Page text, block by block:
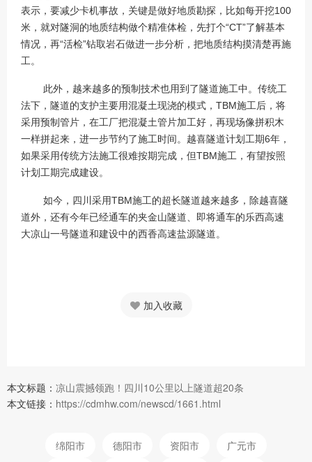
表示，要减少卡机事故，关键是做好地质勘探，比如每开挖100
米，就对隧洞的地质结构做个精准体检，先打个“CT”了解基本
情况，再“活检”钻取岩石做进一步分析，把地质结构摸清楚再施
工。
此外，越来越多的预制技术也用到了隧道施工中。传统工
法下，隧道的支护主要用混凝土现浇的模式，TBM施工后，将
采用预制管片，在工厂把混凝土管片加工好，再现场像拼积木
一样拼起来，进一步节约了施工时间。越喜隧道计划工期6年，
如果采用传统方法施工很难按期完成，但TBM施工，有望按照
计划工期完成建设。
如今，四川采用TBM施工的超长隧道越来越多，除越喜隧
道外，还有今年已经通车的夹金山隧道、即将通车的乐西高速
大凉山一号隧道和建设中的西香高速盐源隧道。
加入收藏
本文标题： 凉山震撼领跑！四川10公里以上隧道超20条
本文链接： https://cdmhw.com/newscd/1661.html
绵阳市 德阳市 资阳市
广元市